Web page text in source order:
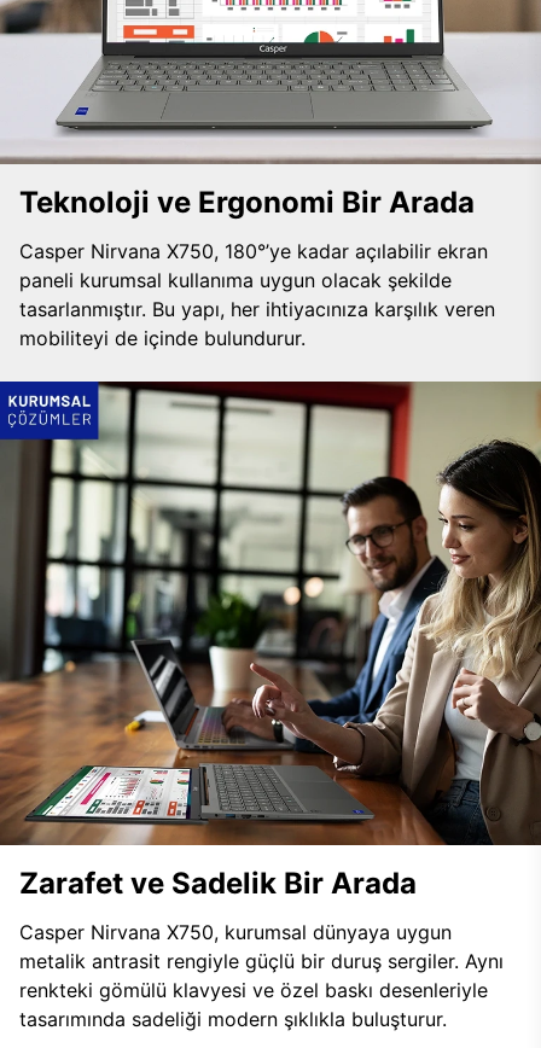
Teknoloji ve Ergonomi Bir Arada
Casper Nirvana X750, 180°’ye kadar açılabilir ekran
paneli kurumsal kullanıma uygun olacak şekilde
tasarlanmıştır. Bu yapı, her ihtiyacınıza karşılık veren
mobiliteyi de içinde bulundurur.
Zarafet ve Sadelik Bir Arada
Casper Nirvana X750, kurumsal dünyaya uygun
metalik antrasit rengiyle güçlü bir duruş sergiler. Aynı
renkteki gömülü klavyesi ve özel baskı desenleriyle
tasarımında sadeliği modern şıklıkla buluşturur.